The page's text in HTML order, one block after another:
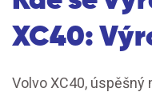
XC40:
Volvo XC40,